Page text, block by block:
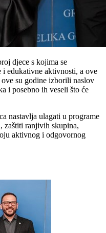
djece s kojima se
edukativne aktivnosti, a ove
su godine izborili naslov
i posebno ih veseli što će
nastavlja ulagati u programe
zaštiti ranjivih skupina,
aktivnog i odgovornog